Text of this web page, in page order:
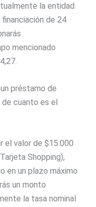
la entidad
de 24
mencionado
préstamo de
cuanto es el
el valor de $15.000
Shopping),
en un plazo máximo
un monto
la tasa nominal